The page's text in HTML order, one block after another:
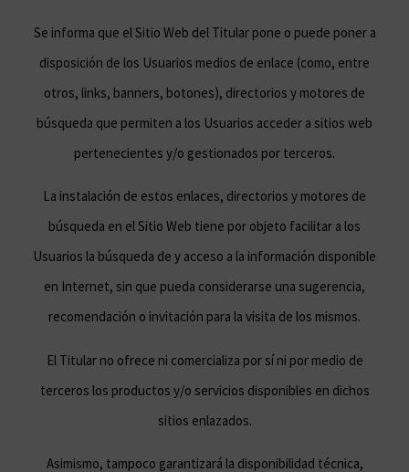
Se informa que el Sitio Web del Titular pone o puede poner a
disposición de los Usuarios medios de enlace (como, entre
otros, links, banners, botones), directorios y motores de
búsqueda que permiten a los Usuarios acceder a sitios web
pertenecientes y/o gestionados por terceros.
La instalación de estos enlaces, directorios y motores de
búsqueda en el Sitio Web tiene por objeto facilitar a los
Usuarios la búsqueda de y acceso a la información disponible
en Internet, sin que pueda considerarse una sugerencia,
recomendación o invitación para la visita de los mismos.
El Titular no ofrece ni comercializa por sí ni por medio de
terceros los productos y/o servicios disponibles en dichos
sitios enlazados.
Asimismo, tampoco garantizará la disponibilidad técnica,